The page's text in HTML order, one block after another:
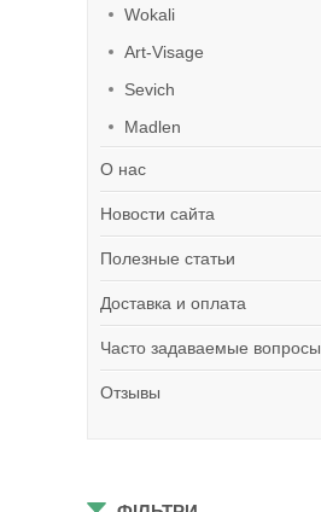
Wokali
Art-Visage
Sevich
Madlen
О нас
Новости сайта
Полезные статьи
Доставка и оплата
Часто задаваемые вопросы
Отзывы